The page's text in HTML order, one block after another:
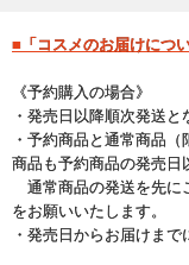
■「コスメのお届けにつ
《予約購入の場合》
・発売日以降順次発送と
・予約商品と通常商品
商品も予約商品の発売日
通常商品の発送を先に
をお願いいたします。
・発売日からお届けまで